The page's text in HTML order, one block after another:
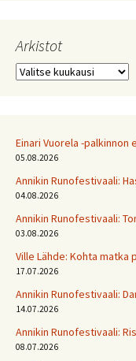
Arkistot
Arkistot
Einari Vuorela -palkinnon
05.08.2026
Annikin Runofestivaali:
04.08.2026
Annikin Runofestivaali:
03.08.2026
Ville Lähde: Kohta matka
17.07.2026
Annikin Runofestivaali:
14.07.2026
Annikin Runofestivaali:
08.07.2026